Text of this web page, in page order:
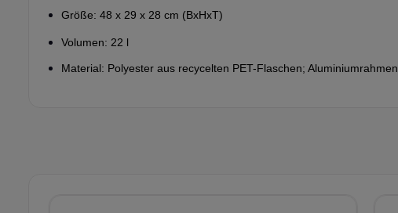
Größe: 48 x 29 x 28 cm (BxHxT)
Volumen: 22 l
Material: Polyester aus recycelten PET-Flaschen; Aluminiumrahmen